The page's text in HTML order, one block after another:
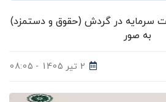
سرمایه در گردش (حقوق و دستمزد)
به صور
2 تیر 1405 - 08:05